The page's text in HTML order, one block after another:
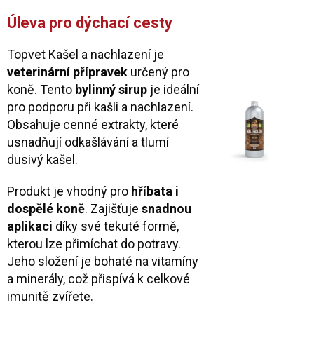
Úleva pro dýchací cesty
Topvet Kašel a nachlazení je
veterinární přípravek určený pro
koně. Tento bylinný sirup je ideální
pro podporu při kašli a nachlazení.
Obsahuje cenné extrakty, které
usnadňují odkašlávání a tlumí
dusivý kašel.
Produkt je vhodný pro hříbata i
dospělé koně. Zajišťuje snadnou
aplikaci díky své tekuté formě,
kterou lze přimíchat do potravy.
Jeho složení je bohaté na vitamíny
a minerály, což přispívá k celkové
imunitě zvířete.